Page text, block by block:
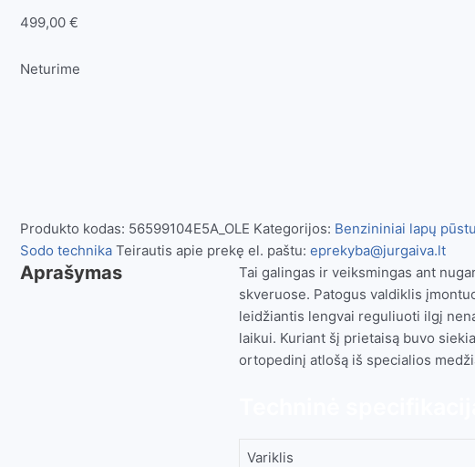
499,00 €
Neturime
Produkto kodas: 56599104E5A_OLE Kategorijos: Benzininiai lapų
Sodo technika Teirautis apie prekę el. paštu: eprekyba@jurgaiva.lt
Aprašymas
Tai galingas ir veiksmingas ant
skveruose. Patogus valdiklis
leidžiantis lengvai reguliuoti ilgį
laikui. Kuriant šį prietaisą buvo
ortopedinį atlošą iš specialios
Variklis